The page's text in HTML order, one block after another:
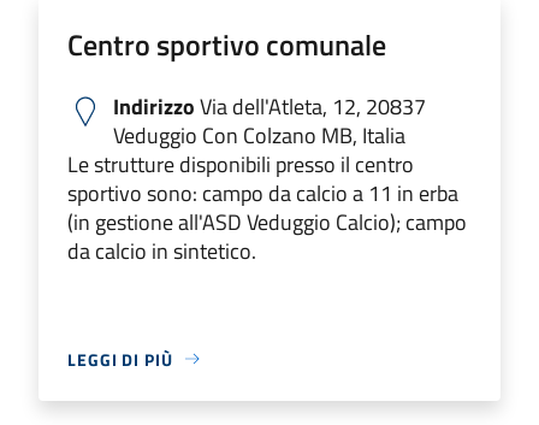
Centro sportivo comunale
IndirizzoVia dell'Atleta, 12, 20837
Veduggio Con Colzano MB, Italia
Le strutture disponibili presso il centro
sportivo sono: campo da calcio a 11 in erba
(in gestione all'ASD Veduggio Calcio); campo
da calcio in sintetico.
LEGGI DI PIÙ